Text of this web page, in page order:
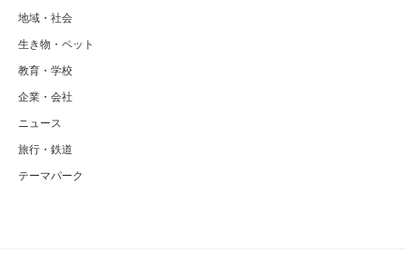
地域・社会
生き物・ペット
教育・学校
企業・会社
ニュース
旅行・鉄道
テーマパーク